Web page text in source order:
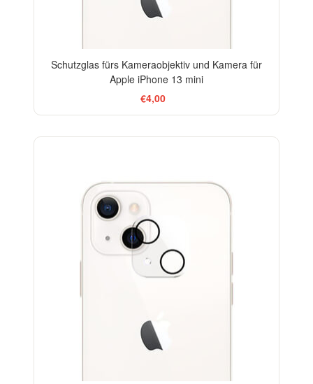
Schutzglas fürs Kameraobjektiv und Kamera für
Apple iPhone 13 mini
€4,00